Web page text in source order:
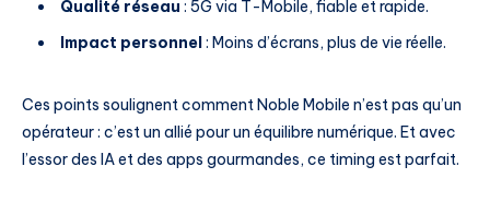
Qualité réseau : 5G via T-Mobile, fiable et rapide.
Impact personnel: Moins d’écrans, plus de vie réelle.
Ces points soulignent comment Noble Mobile n’est pas qu’un
opérateur : c’est un allié pour un équilibre numérique. Et avec
l’essor des IA et des apps gourmandes, ce timing est parfait.